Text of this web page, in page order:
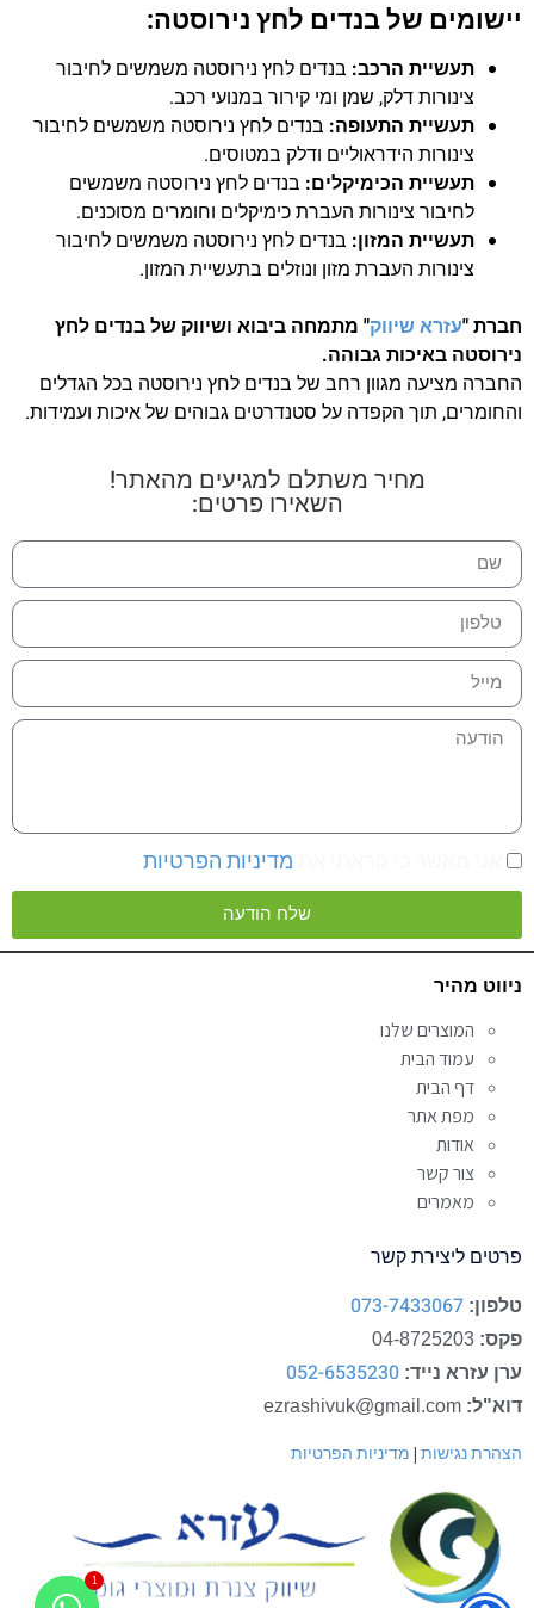
יישומים של בנדים לחץ נירוסטה:
תעשיית הרכב: בנדים לחץ נירוסטה משמשים לחיבור
צינורות דלק, שמן ומי קירור במנועי רכב.
תעשיית התעופה: בנדים לחץ נירוסטה משמשים לחיבור
צינורות הידראוליים ודלק במטוסים.
תעשיית הכימיקלים: בנדים לחץ נירוסטה משמשים
לחיבור צינורות העברת כימיקלים וחומרים מסוכנים.
תעשיית המזון: בנדים לחץ נירוסטה משמשים לחיבור
צינורות העברת מזון ונוזלים בתעשיית המזון.
חברת "עזרא שיווק" מתמחה ביבוא ושיווק של בנדים לחץ
נירוסטה באיכות גבוהה.
החברה מציעה מגוון רחב של בנדים לחץ נירוסטה בכל הגדלים
והחומרים, תוך הקפדה על סטנדרטים גבוהים של איכות ועמידות.
מחיר משתלם למגיעים מהאתר!
השאירו פרטים:
מדיניות הפרטיות
שלח הודעה
Alternative:
ניווט מהיר
המוצרים שלנו
עמוד הבית
דף הבית
מפת אתר
אודות
צור קשר
מאמרים
פרטים ליצירת קשר
טלפון: 073-7433067
פקס:
ערן עזרא נייד: 052-6535230
דוא"ל:
הצהרת נגישות | מדיניות הפרטיות
1